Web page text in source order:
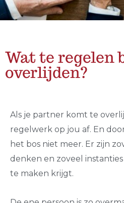
Wat te regelen
overlijden?
Als je partner komt te
regelwerk op jou af. En
het bos niet meer. Er zijn
denken en zoveel
te maken krijgt.